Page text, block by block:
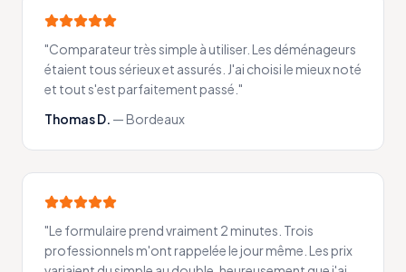
"Comparateur très simple à utiliser. Les déménageurs
étaient tous sérieux et assurés. J'ai choisi le mieux noté
et tout s'est parfaitement passé. "
Thomas D. —Bordeaux
"Le formulaire prend vraiment 2 minutes. Trois
professionnels m'ont rappelée le jour même. Les prix